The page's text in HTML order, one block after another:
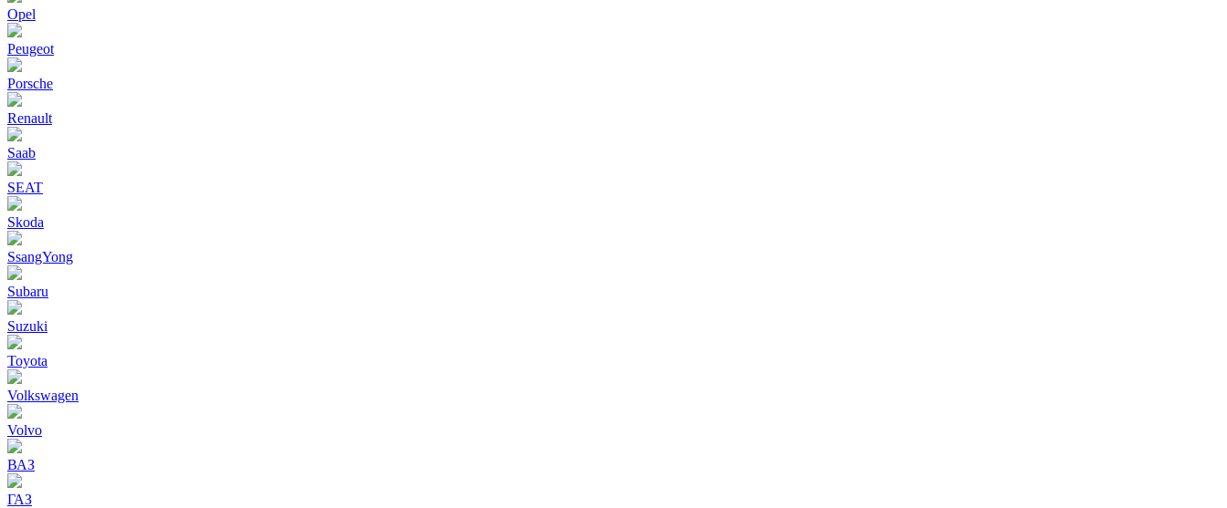
Opel
Peugeot
Porsche
Renault
Saab
SEAT
Skoda
SsangYong
Subaru
Suzuki
Toyota
Volkswagen
Volvo
ВАЗ
ГАЗ